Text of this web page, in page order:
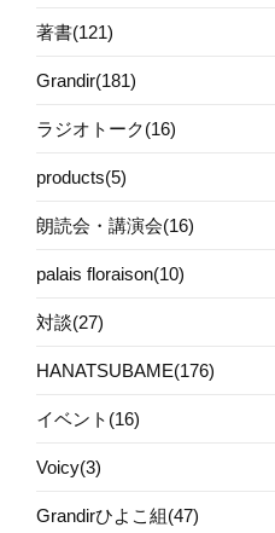
著書(121)
Grandir(181)
ラジオトーク(16)
products(5)
朗読会・講演会(16)
palais floraison(10)
対談(27)
HANATSUBAME(176)
イベント(16)
Voicy(3)
Grandirひよこ組(47)